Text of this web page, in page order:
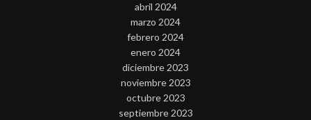
abril 2024
marzo 2024
febrero 2024
enero 2024
diciembre 2023
noviembre 2023
octubre 2023
septiembre 2023